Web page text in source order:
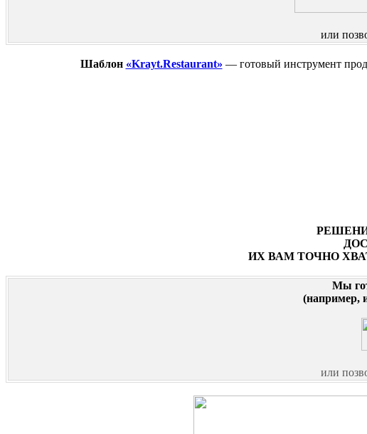
или
Шаблон «Krayt.Restaurant» — готовый инструмент
ИХ ВАМ ТОЧНО
Мы
(например,
или